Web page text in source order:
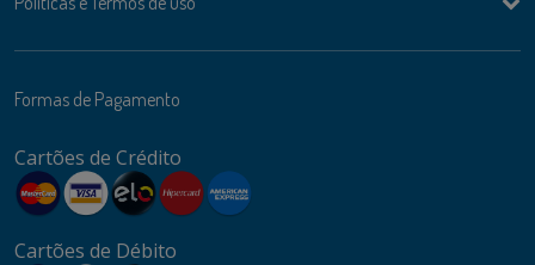
Formas de Pagamento
Cartões de Crédito
Cartões de Débito